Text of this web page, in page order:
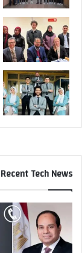
Recent Tech News